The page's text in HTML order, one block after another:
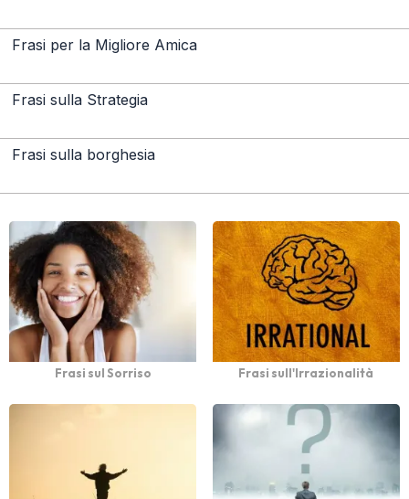
Frasi per la Migliore Amica
Frasi sulla Strategia
Frasi sulla borghesia
Frasi sul Sorriso Frasi sull'Irrazionalità